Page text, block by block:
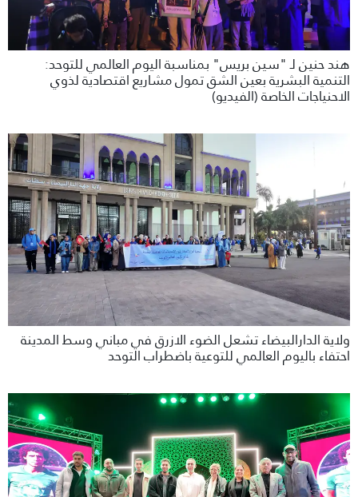
هند حنين لـ "سين بريس" بمناسبة اليوم العالمي للتوحد:
التنمية البشرية بعين الشق تمول مشاريع اقتصادية لذوي
الاحنياجات الخاصة (الفيديو)
ولاية الدارالبيضاء تشعل الضوء الازرق في مباني وسط المدينة
احتفاء باليوم العالمي للتوعية باضطراب التوحد